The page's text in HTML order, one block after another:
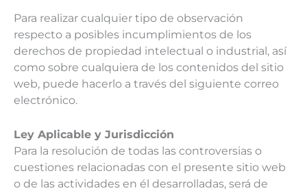
Para realizar cualquier tipo de observación
respecto a posibles incumplimientos de los
derechos de propiedad intelectual o industrial, así
como sobre cualquiera de los contenidos del sitio
web, puede hacerlo a través del siguiente correo
electrónico.
Ley Aplicable y Jurisdicción
Para la resolución de todas las controversias o
cuestiones relacionadas con el presente sitio web
o de las actividades en él desarrolladas, será de